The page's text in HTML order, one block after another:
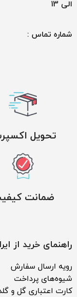
الی 13
شماره تماس :
تحویل
ضمانت
راهنمای خرید از
رویه ارسال سفارش
شیوه‌های پرداخت
کارت اعتباری گل و